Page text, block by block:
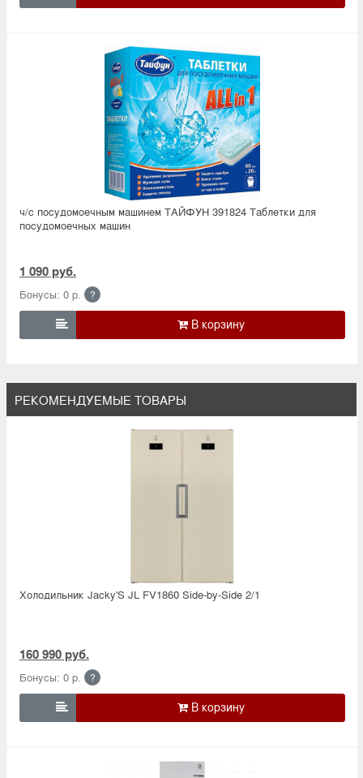
ч/с посудомоечным машинем ТАЙФУН 391824 Таблетки для
посудомоечных машин
1 090 руб.
Бонусы: 0 р. ?

РЕКОМЕНДУЕМЫЕ ТОВАРЫ
Холодильник Jacky'S JL FV1860 Side-by-Side 2/1
160 990 руб.
Бонусы: 0 р. ?
